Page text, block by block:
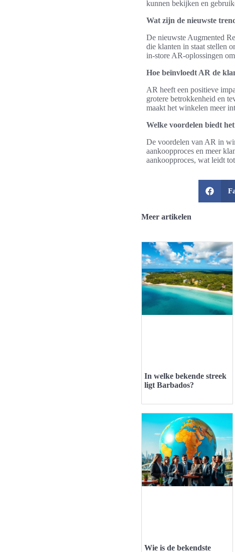
kunnen bekijken en
Wat zijn de nieuwste
De nieuwste Augmented
die klanten in staat stellen
in-store AR-oplossingen
Hoe beïnvloedt AR de
AR heeft een positieve
grotere betrokkenheid en
maakt het winkelen meer
Welke voordelen biedt
De voordelen van AR in
aankoopproces en meer
aankoopproces, wat leidt
Meer artikelen
In welke bekende streek
ligt Barbados?
Wie is de bekendste